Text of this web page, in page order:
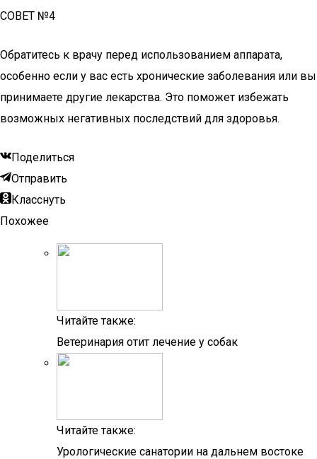
СОВЕТ №4
Обратитесь к врачу перед использованием аппарата,
особенно если у вас есть хронические заболевания или вы
принимаете другие лекарства. Это поможет избежать
возможных негативных последствий для здоровья.
Поделиться
Отправить
Класснуть
Похожее
Читайте также:
Ветеринария отит лечение у собак
Читайте также:
Урологические санатории на дальнем востоке